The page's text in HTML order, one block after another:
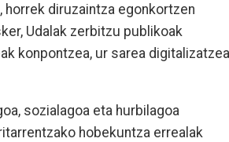
horrek diruzaintza egonkortzen
Udalak zerbitzu publikoak
konpontzea, ur sarea digitalizatzea
sozialagoa eta hurbilagoa
hobekuntza errealak